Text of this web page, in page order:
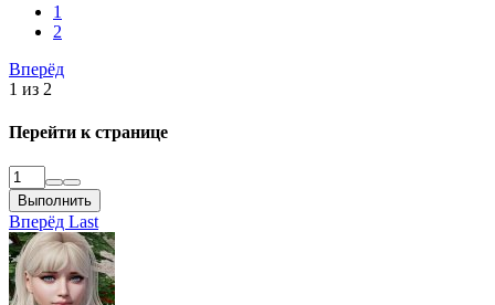
1
2
Вперёд
1 из 2
Перейти к странице
Выполнить
Вперёд Last